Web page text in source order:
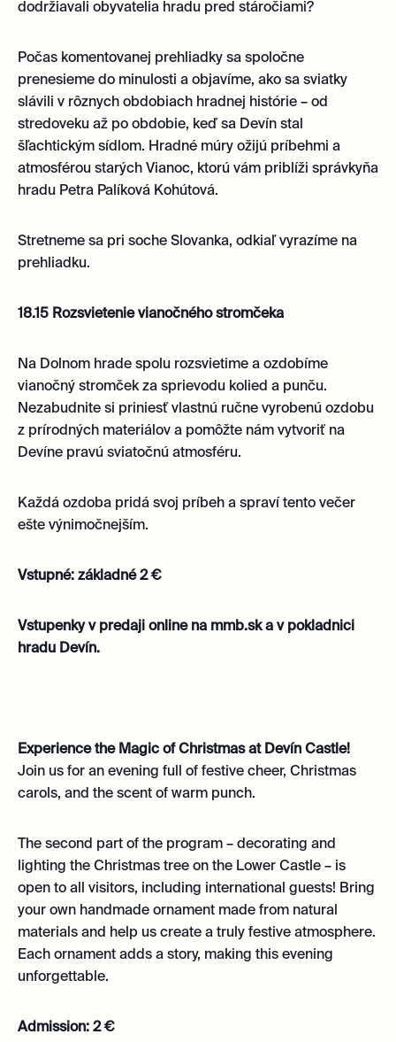
dodržiavali obyvatelia hradu pred stáročiami?
Počas komentovanej prehliadky sa spoločne
prenesieme do minulosti a objavíme, ako sa sviatky
slávili v rôznych obdobiach hradnej histórie – od
stredoveku až po obdobie, keď sa Devín stal
šľachtickým sídlom. Hradné múry ožijú príbehmi a
atmosférou starých Vianoc, ktorú vám priblíži správkyňa
hradu Petra Palíková Kohútová.
Stretneme sa pri soche Slovanka, odkiaľ vyrazíme na
prehliadku.
18.15 Rozsvietenie vianočného stromčeka
Na Dolnom hrade spolu rozsvietime a ozdobíme
vianočný stromček za sprievodu kolied a punču.
Nezabudnite si priniesť vlastnú ručne vyrobenú ozdobu
z prírodných materiálov a pomôžte nám vytvoriť na
Devíne pravú sviatočnú atmosféru.
Každá ozdoba pridá svoj príbeh a spraví tento večer
ešte výnimočnejším.
Vstupné: základné 2 €
Vstupenky v predaji online na mmb.sk a v pokladnici
hradu Devín.
Experience the Magic of Christmas at Devín Castle!
Join us for an evening full of festive cheer, Christmas
carols, and the scent of warm punch.
The second part of the program – decorating and
lighting the Christmas tree on the Lower Castle – is
open to all visitors, including international guests! Bring
your own handmade ornament made from natural
materials and help us create a truly festive atmosphere.
Each ornament adds a story, making this evening
unforgettable.
Admission: 2 €